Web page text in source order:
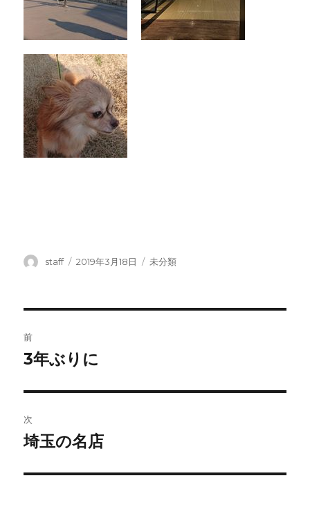
投
staff
投
2019年3月18日
カ
未分類
稿
ビ
ゲ
ー
前
前
投
稿:
3年ぶりに
次
次
投
埼玉の名店